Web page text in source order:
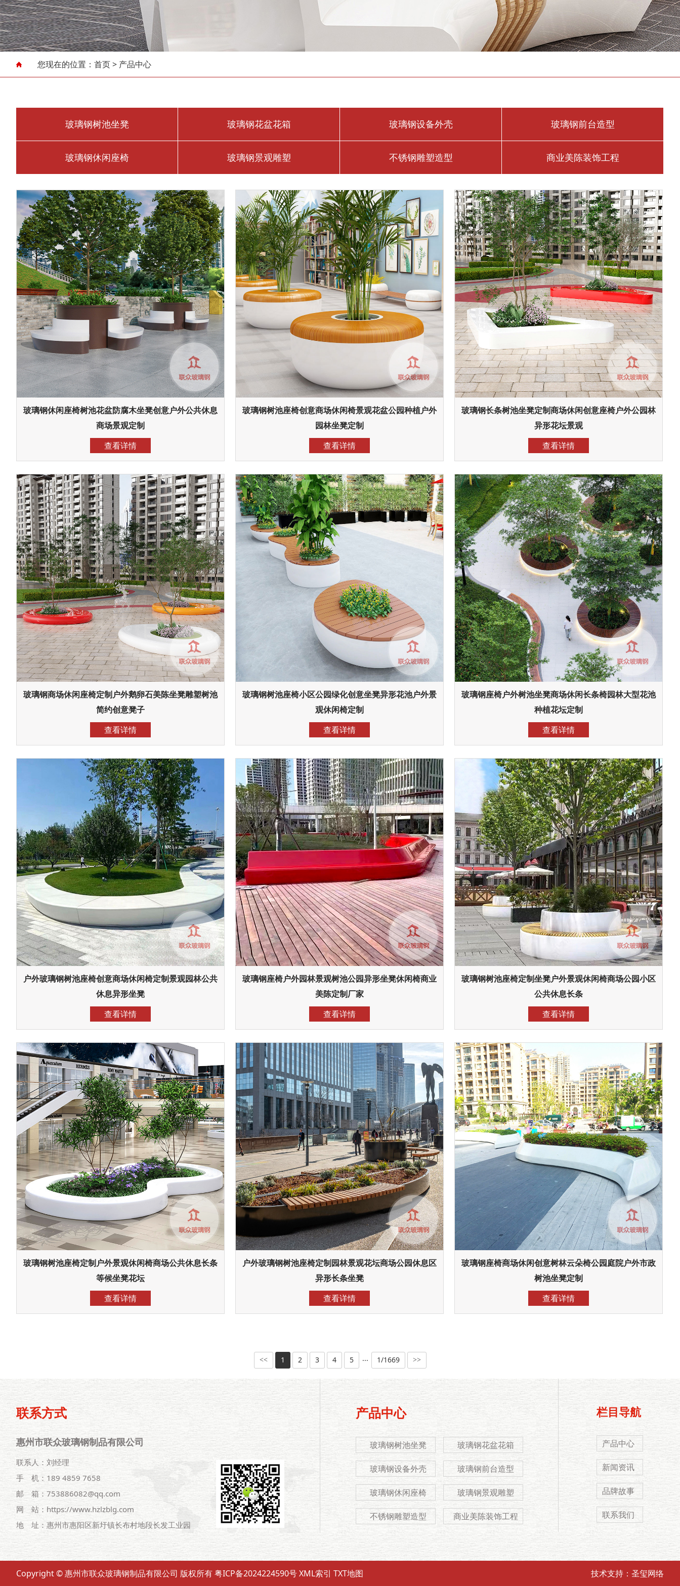
商业美陈装饰工程
您现在的位置： 首页> 产品中心
玻璃钢树池坐凳 玻璃钢花盆花箱 玻璃钢设备外壳 玻璃钢前台造型
玻璃钢休闲座椅 玻璃钢景观雕塑 不锈钢雕塑造型 商业美陈装饰工程
玻璃钢休闲座椅树池花盆防腐木坐凳创意户外公共休息
商场景观定制
查看详情
玻璃钢树池座椅创意商场休闲椅景观花盆公园种植户外
园林坐凳定制
查看详情
玻璃钢长条树池坐凳定制商场休闲创意座椅户外公园林
异形花坛景观
查看详情
玻璃钢商场休闲座椅定制户外鹅卵石美陈坐凳雕塑树池
简约创意凳子
查看详情
玻璃钢树池座椅小区公园绿化创意坐凳异形花池户外景
观休闲椅定制
查看详情
玻璃钢座椅户外树池坐凳商场休闲长条椅园林大型花池
种植花坛定制
查看详情
户外玻璃钢树池座椅创意商场休闲椅定制景观园林公共
休息异形坐凳
查看详情
玻璃钢座椅户外园林景观树池公园异形坐凳休闲椅商业
美陈定制厂家
查看详情
玻璃钢树池座椅定制坐凳户外景观休闲椅商场公园小区
公共休息长条
查看详情
玻璃钢树池座椅定制户外景观休闲椅商场公共休息长条
等候坐凳花坛
查看详情
户外玻璃钢树池座椅定制园林景观花坛商场公园休息区
异形长条坐凳
查看详情
玻璃钢座椅商场休闲创意树林云朵椅公园庭院户外市政
树池坐凳定制
查看详情
<< 1 2 3 4 5 ··· 1/1669 >>
联系方式
惠州市联众玻璃钢制品有限公司
联系人：刘经理
手 机：189 4859 7658
邮 箱：753886082@qq.com
网 站：https://www.hzlzblg.com
地 址：惠州市惠阳区新圩镇长布村地段长发工业园
产品中心
玻璃钢树池坐凳 玻璃钢花盆花箱
玻璃钢设备外壳 玻璃钢前台造型
玻璃钢休闲座椅 玻璃钢景观雕塑
不锈钢雕塑造型 商业美陈装饰工程
栏目导航
产品中心
新闻资讯
品牌故事
联系我们
Copyright © 惠州市联众玻璃钢制品有限公司 版权所有粤ICP备2024224590号XML索引 TXT地图 技术支持： 圣玺网络